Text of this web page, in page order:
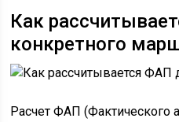
Как
конкретного
Расчет ФАП (Фактического